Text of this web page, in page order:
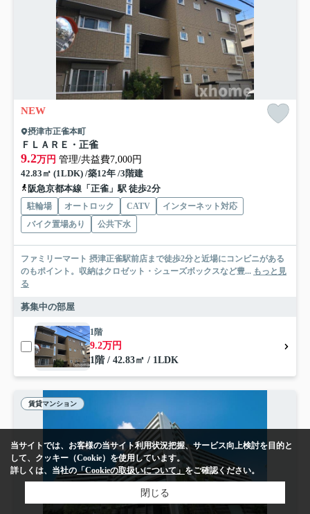
NEW
摂津市正雀本町
ＦＬＡＲＥ・正雀
9.2万円 管理/共益費7,000円
42.83㎡ (1LDK) /築12年 /3階建
阪急京都本線「正雀」駅 徒歩2分
駐輪場 オートロック CATV
インターネット対応
バイク置場あり
公共下水
ファミリーマート 摂津正雀駅前店まで徒歩2分と近場にコンビニがある
のもポイント。収納はクロゼット・シューズボックスなど豊... もっと見
る
募集中の部屋
1階
9.2万円
1階 / 42.83㎡ / 1LDK
賃貸マンション
当サイトでは、お客様の当サイト利用状況把握、サービス向上検討を目的と
して、クッキー（Cookie）を使用しています。
詳しくは、当社の 「Cookieの取扱いについて」 をご確認ください。
閉じる